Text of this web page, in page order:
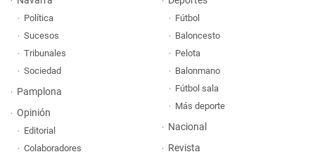
Política
Sucesos
Tribunales
Sociedad
Pamplona
Opinión
Editorial
Colaboradores
Fútbol
Baloncesto
Pelota
Balonmano
Fútbol sala
Más deporte
Nacional
Revista